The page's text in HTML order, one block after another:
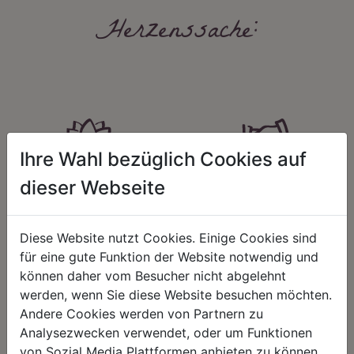
Herzenssache:
HARMONIE
schenken natürliche, stilvolle
Momente für harmonische Stunden
zu Hause – den Ort, an dem
Menschen sich geborgen fühlen und
positive Energie schöpfen.
fair – im Hinblick auf unsere
Kalkulation, angemessene
Entlohnung und unsere
nachhaltigen, gewachsenen
Geschäftsbeziehungen.
Ihre Wahl bezüglich Cookies auf
dieser Webseite
Diese Website nutzt Cookies. Einige Cookies sind
für eine gute Funktion der Website notwendig und
können daher vom Besucher nicht abgelehnt
werden, wenn Sie diese Website besuchen möchten.
Andere Cookies werden von Partnern zu
Analysezwecken verwendet, oder um Funktionen